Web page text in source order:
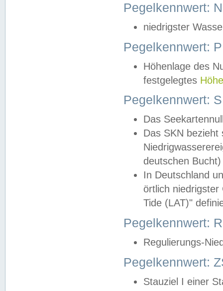
Pegelkennwert:
niedrigster
Pegelkennwert:
Höhenlage des
festgelegtes
Pegelkennwert:
Das
Das SKN
deutschen
In Deutschland
örtlich
Tide (LAT)"
Pegelkennwert:
Regulierungs-
Pegelkennwert:
Stauziel I einer